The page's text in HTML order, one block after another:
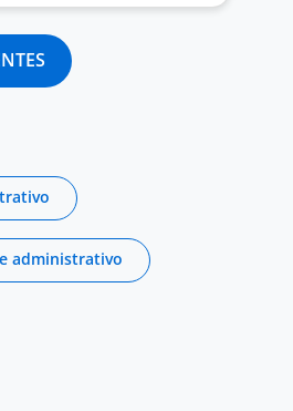
administrativo